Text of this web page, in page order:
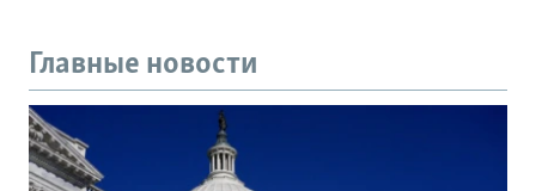
Главные новости